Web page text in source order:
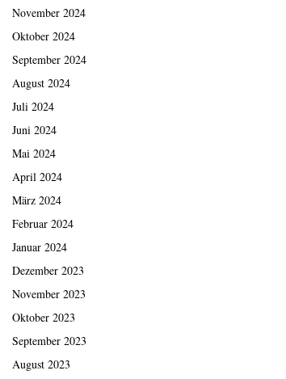
November 2024
Oktober 2024
September 2024
August 2024
Juli 2024
Juni 2024
Mai 2024
April 2024
März 2024
Februar 2024
Januar 2024
Dezember 2023
November 2023
Oktober 2023
September 2023
August 2023